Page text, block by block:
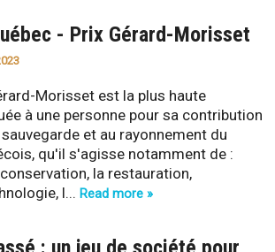
- Prix Gérard-Morisset
Morisset est la plus haute
à une personne pour sa contribution
et au rayonnement du
qu'il s'agisse notamment de :
la restauration,
l... Read more »